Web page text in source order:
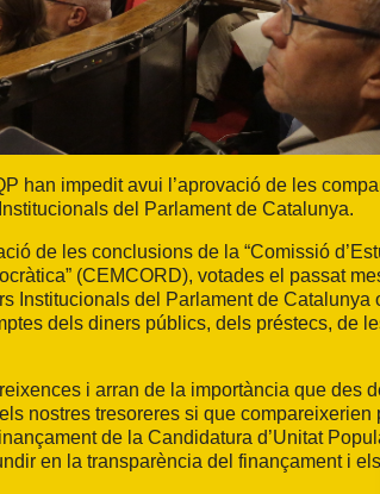
han impedit avui l’aprovació de les
del Parlament de Catalunya.
de les conclusions de la “Comissió
(CEMCORD), votades el passat
Institucionals del Parlament de Catalunya
dels diners públics, dels préstecs, de
i arran de la importància que des
nostres tresoreres si que compareixerien
de la Candidatura d’Unitat
en la transparència del finançament i els